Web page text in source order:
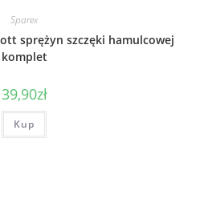
Sparex
sprężyn szczęki hamulcowej
komplet
39,90zł
Kup